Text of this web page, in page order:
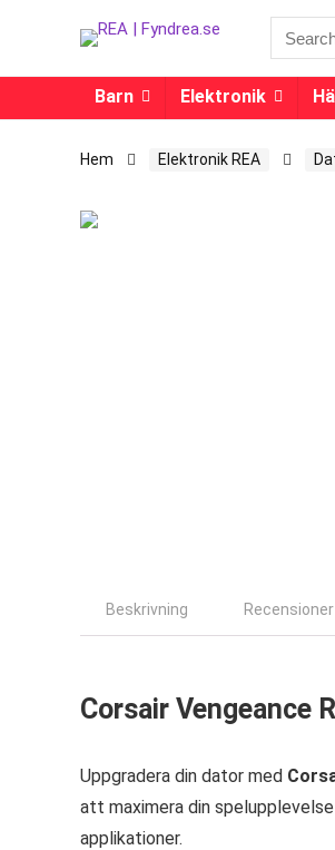
Barn Elektronik
Hem Elektronik REA
Beskrivning
Corsair Vengeance
Uppgradera din dator med
att maximera din
applikationer.